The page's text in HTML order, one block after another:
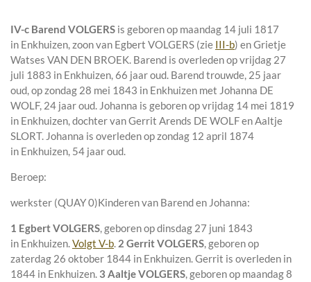
IV-c Barend VOLGERS is geboren op maandag 14 juli 1817
in Enkhuizen, zoon van Egbert VOLGERS (zie III-b) enGrietje
Watses VAN DEN BROEK. Barend is overleden op vrijdag 27
juli 1883 in Enkhuizen, 66 jaar oud. Barend trouwde, 25 jaar
oud, op zondag 28 mei 1843 in Enkhuizen met Johanna DE
WOLF, 24 jaar oud. Johanna is geboren op vrijdag 14 mei 1819
in Enkhuizen, dochter vanGerrit Arends DE WOLF enAaltje
SLORT. Johanna is overleden op zondag 12 april 1874
in Enkhuizen, 54 jaar oud.
Beroep:
werkster (QUAY 0)Kinderen van Barend en Johanna:
1 Egbert VOLGERS, geboren op dinsdag 27 juni 1843
in Enkhuizen.Volgt V-b. 2 Gerrit VOLGERS, geboren op
zaterdag 26 oktober 1844 in Enkhuizen. Gerrit is overleden in
1844 in Enkhuizen. 3 Aaltje VOLGERS, geboren op maandag 8